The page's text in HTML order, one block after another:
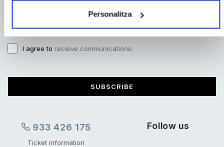
Personalitza
I have read and acceptthe privacy terms and conditions.
I agree to receive communications.
SUBSCRIBE
933 426 175
Ticket information
Follow us